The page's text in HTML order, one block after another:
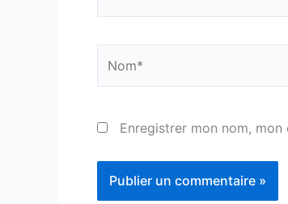
Enregistrer mon nom,